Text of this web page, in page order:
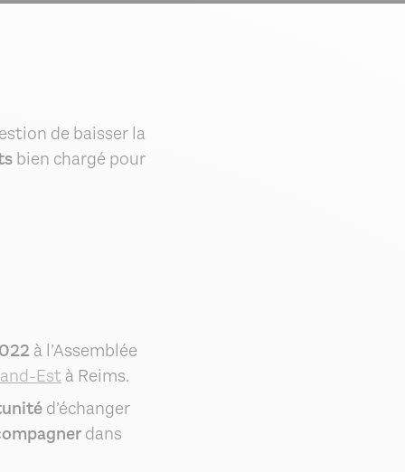
de baisser la
bien chargé pour
à l’Assemblée
Està Reims.
d’échanger
dans